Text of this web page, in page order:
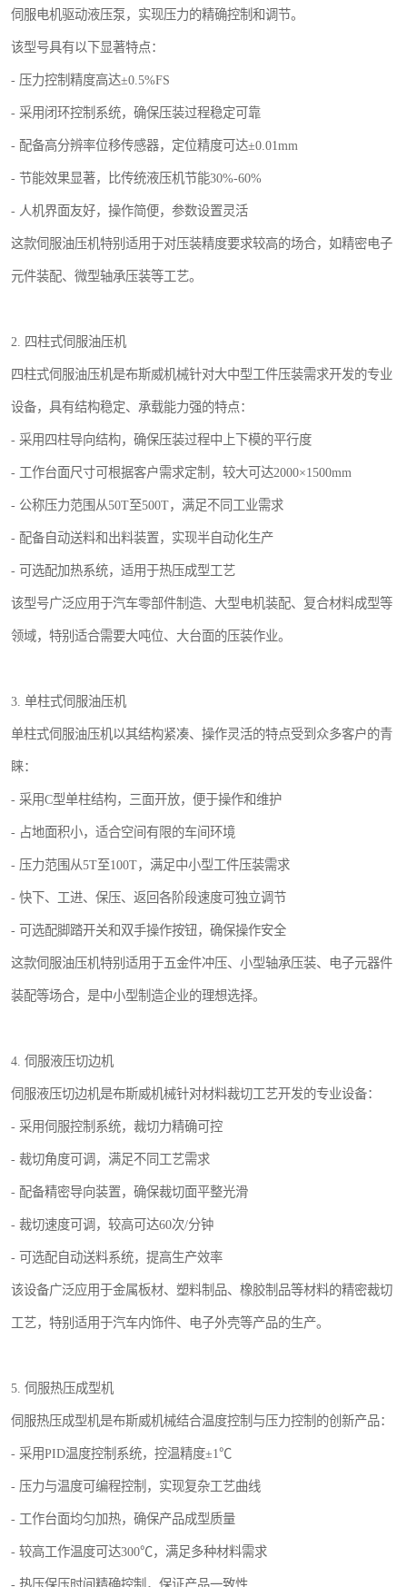
伺服电机驱动液压泵，实现压力的精确控制和调节。
该型号具有以下显著特点：
- 压力控制精度高达±0.5%FS
- 采用闭环控制系统，确保压装过程稳定可靠
- 配备高分辨率位移传感器，定位精度可达±0.01mm
- 节能效果显著，比传统液压机节能30%-60%
- 人机界面友好，操作简便，参数设置灵活
这款伺服油压机特别适用于对压装精度要求较高的场合，如精密电子
元件装配、微型轴承压装等工艺。
2. 四柱式伺服油压机
四柱式伺服油压机是布斯威机械针对大中型工件压装需求开发的专业
设备，具有结构稳定、承载能力强的特点：
- 采用四柱导向结构，确保压装过程中上下模的平行度
- 工作台面尺寸可根据客户需求定制，较大可达2000×1500mm
- 公称压力范围从50T至500T，满足不同工业需求
- 配备自动送料和出料装置，实现半自动化生产
- 可选配加热系统，适用于热压成型工艺
该型号广泛应用于汽车零部件制造、大型电机装配、复合材料成型等
领域，特别适合需要大吨位、大台面的压装作业。
3. 单柱式伺服油压机
单柱式伺服油压机以其结构紧凑、操作灵活的特点受到众多客户的青
睐：
- 采用C型单柱结构，三面开放，便于操作和维护
- 占地面积小，适合空间有限的车间环境
- 压力范围从5T至100T，满足中小型工件压装需求
- 快下、工进、保压、返回各阶段速度可独立调节
- 可选配脚踏开关和双手操作按钮，确保操作安全
这款伺服油压机特别适用于五金件冲压、小型轴承压装、电子元器件
装配等场合，是中小型制造企业的理想选择。
4. 伺服液压切边机
伺服液压切边机是布斯威机械针对材料裁切工艺开发的专业设备：
- 采用伺服控制系统，裁切力精确可控
- 裁切角度可调，满足不同工艺需求
- 配备精密导向装置，确保裁切面平整光滑
- 裁切速度可调，较高可达60次/分钟
- 可选配自动送料系统，提高生产效率
该设备广泛应用于金属板材、塑料制品、橡胶制品等材料的精密裁切
工艺，特别适用于汽车内饰件、电子外壳等产品的生产。
5. 伺服热压成型机
伺服热压成型机是布斯威机械结合温度控制与压力控制的创新产品：
- 采用PID温度控制系统，控温精度±1℃
- 压力与温度可编程控制，实现复杂工艺曲线
- 工作台面均匀加热，确保产品成型质量
- 较高工作温度可达300℃，满足多种材料需求